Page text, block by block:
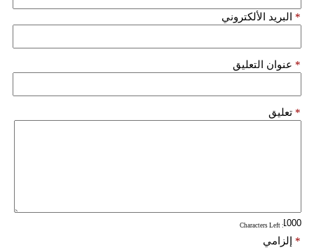
البريد الألكتروني *
عنوان التعليق *
تعليق *
: Characters Left
إلزامي *